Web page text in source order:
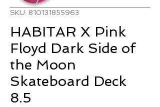
SKU: 810131855963
HABITAR X Pink
Floyd Dark Side of
the Moon
Skateboard Deck
8.5